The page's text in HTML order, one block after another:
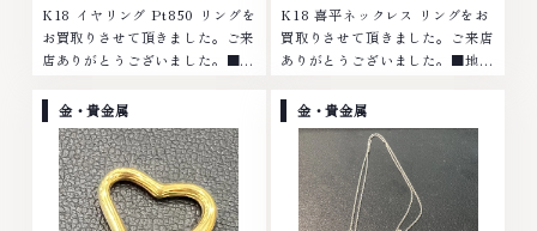
K18 イヤリング Pt850 リングを
お買取りさせて頂きました。ご来
店ありがとうございました。■地
イヤモンド ブランド品 ブランド
衣類 お酒買取りのことなら、お
任せくださいなかでも金・プラチ
ナ等のアクセサリー・貴金属・宝
石・ダイヤモンド・ジュエリーや
ブランド品・時計等は特に自信を
K18 喜平ネックレス リングをお
買取りさせて頂きました。ご来店
ありがとうございました。■地域
ヤモンド ブランド品 ブランド衣
類 お酒買取りのことなら、お任
せくださいなかでも金・プラチナ
等のアクセサリー・貴金属・宝
石・ダイヤモンド・ジュエリーや
ブランド品・時計等は特に自信を
金・貴金属 金・貴金属